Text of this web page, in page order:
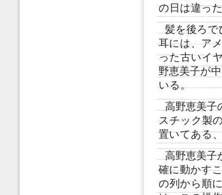
の日は違っ
髪を後ろで
耳には、ア
った古いイ
野恵美子が
いる。
高野恵美子
スチック製
置いてある
高野恵美子
確に動かす
の列から順